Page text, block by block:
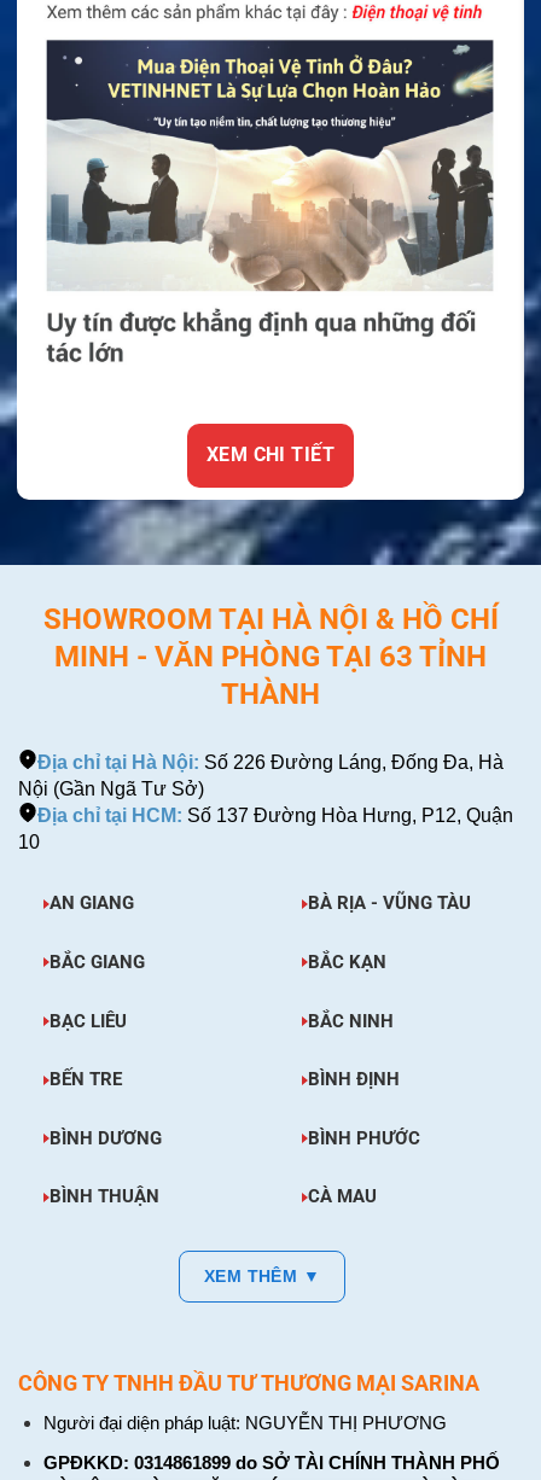
XEM CHI TIẾT
SHOWROOM TẠI HÀ NỘI & HỒ CHÍ
MINH - VĂN PHÒNG TẠI 63 TỈNH
THÀNH
Địa chỉ tại Hà Nội: Số 226 Đường Láng, Đống Đa, Hà
Nội (Gần Ngã Tư Sở)
Địa chỉ tại HCM: Số 137 Đường Hòa Hưng, P12, Quận
10
AN GIANG BÀ RỊA - VŨNG TÀU
BẮC GIANG BẮC KẠN
BẠC LIÊU BẮC NINH
BẾN TRE BÌNH ĐỊNH
BÌNH DƯƠNG BÌNH PHƯỚC
BÌNH THUẬN CÀ MAU
XEM THÊM ▼
CÔNG TY TNHH ĐẦU TƯ THƯƠNG MẠI SARINA
Người đại diện pháp luật: NGUYỄN THỊ PHƯƠNG
GPĐKKD: 0314861899 do SỞ TÀI CHÍNH THÀNH PHỐ